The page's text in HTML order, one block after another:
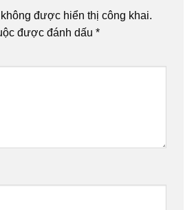
được hiển thị công khai.
được đánh dấu *